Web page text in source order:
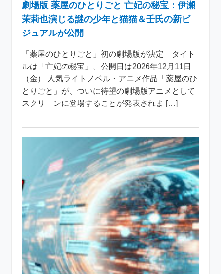
劇場版 薬屋のひとりごと 亡妃の秘宝：伊瀬
茉莉也演じる謎の少年と猫猫＆壬氏の新ビ
ジュアルが公開
「薬屋のひとりごと」初の劇場版が決定 タイト
ルは「亡妃の秘宝」、公開日は2026年12月11日
（金） 人気ライトノベル・アニメ作品「薬屋のひ
とりごと」が、ついに待望の劇場版アニメとして
スクリーンに登場することが発表されま […]